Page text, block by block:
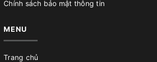
Chính sách bảo mật thông tin
MENU
Trang chủ